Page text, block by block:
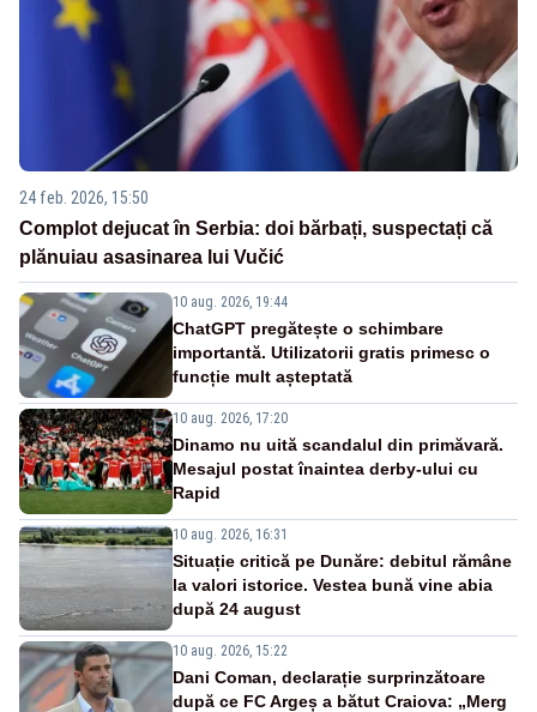
24 feb. 2026, 15:50
Complot dejucat în Serbia: doi bărbați, suspectați că
plănuiau asasinarea lui Vučić
10 aug. 2026, 19:44
ChatGPT pregătește o schimbare
importantă. Utilizatorii gratis primesc o
funcție mult așteptată
10 aug. 2026, 17:20
Dinamo nu uită scandalul din primăvară.
Mesajul postat înaintea derby-ului cu
Rapid
10 aug. 2026, 16:31
Situație critică pe Dunăre: debitul rămâne
la valori istorice. Vestea bună vine abia
după 24 august
10 aug. 2026, 15:22
Dani Coman, declarație surprinzătoare
după ce FC Argeș a bătut Craiova: „Merg